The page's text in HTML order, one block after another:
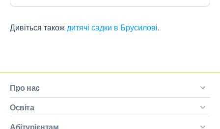
Дивіться такождитячі садки в Брусилові.
Про нас
Освіта